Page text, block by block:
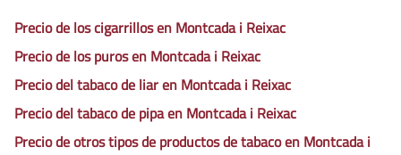
Precio de los cigarrillos en Montcada i Reixac
Precio de los puros en Montcada i Reixac
Precio del tabaco de liar en Montcada i Reixac
Precio del tabaco de pipa en Montcada i Reixac
Precio de otros tipos de productos de tabaco en Montcada i